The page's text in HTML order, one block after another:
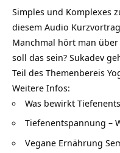
Simples und Komplexes
diesem Audio
Manchmal hört man
soll das sein? Sukadev
Teil des Themenbereis
Weitere Infos:
Was bewirkt
Tiefenentspannung –
Vegane Ernährung